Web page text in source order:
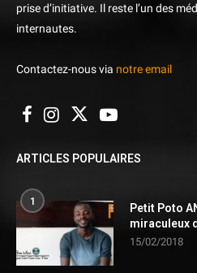
prise d’initiative. Il reste l’un des
internautes.
Contactez-nous via notre email
ARTICLES POPULAIRES
1
Petit Poto
miraculeux
15/02/2018